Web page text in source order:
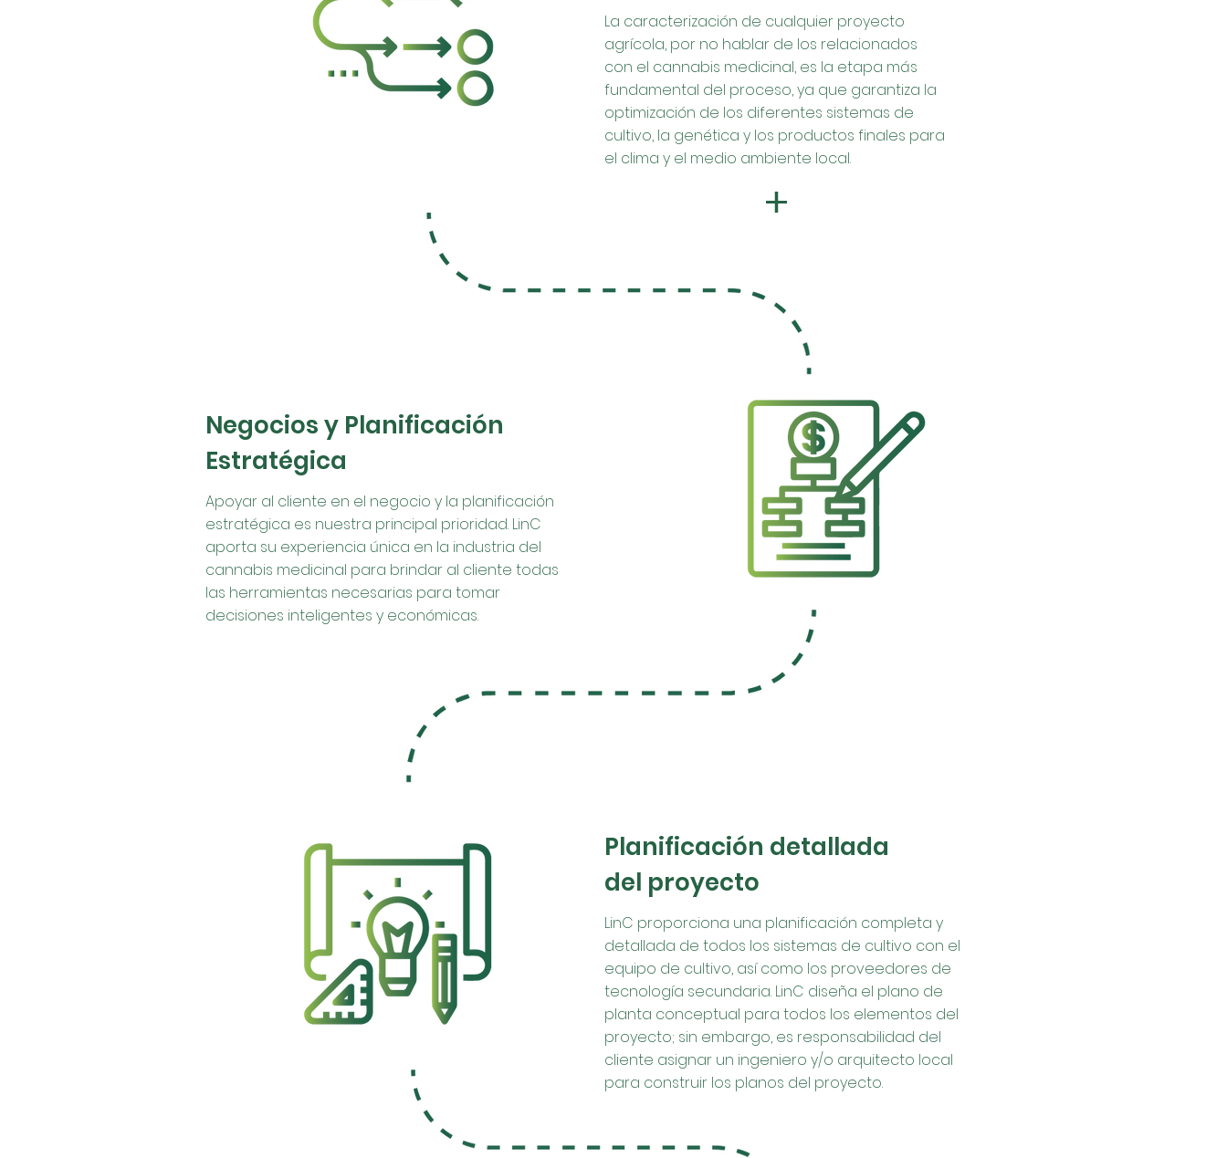
La caracterización de cualquier proyecto
agrícola, por no hablar de los relacionados
con el cannabis medicinal, es la etapa más
fundamental del proceso, ya que garantiza la
optimización de los diferentes sistemas de
cultivo, la genética y los productos finales para
el clima y el medio ambiente local.
Negocios y Planificación
Estratégica
Apoyar al cliente en el negocio y la planificación
estratégica es nuestra principal prioridad. LinC
aporta su experiencia única en la industria del
cannabis medicinal para brindar al cliente todas
las herramientas necesarias para tomar
decisiones inteligentes y económicas.
Planificación detallada
del proyecto
LinC proporciona una planificación completa y
detallada de todos los sistemas de cultivo con el
equipo de cultivo, así como los proveedores de
tecnología secundaria. LinC diseña el plano de
planta conceptual para todos los elementos del
proyecto; sin embargo, es responsabilidad del
cliente asignar un ingeniero y/o arquitecto local
para construir los planos del proyecto.